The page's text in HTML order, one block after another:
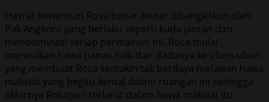
Hasrat kewanitan Rosa benar-benar dibangkitkan oleh
Pak Angkoro yang berlaku seperti kuda jantan dan
mendominasi seriap permainan ini. Rosa mulai
merasakan hawa panas naik dari dadanya ke ubun-ubun
yang membuat Rosa semakin tak berdaya melawan hawa
maksiat yang begitu kental dalam ruangan ini sehingga
akhirnya Rosapun terlarut dalam hawa maksiat itu.